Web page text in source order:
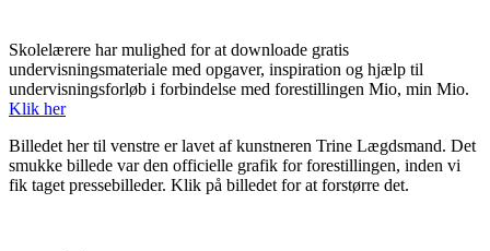
Skolelærere har mulighed for at downloade gratis
undervisningsmateriale med opgaver, inspiration og hjælp til
undervisningsforløb i forbindelse med forestillingen Mio, min Mio.
Klik her
Billedet her til venstre er lavet af kunstneren Trine Lægdsmand. Det
smukke billede var den officielle grafik for forestillingen, inden vi
fik taget pressebilleder. Klik på billedet for at forstørre det.